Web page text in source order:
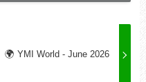
🌍 YMI World - June 2026